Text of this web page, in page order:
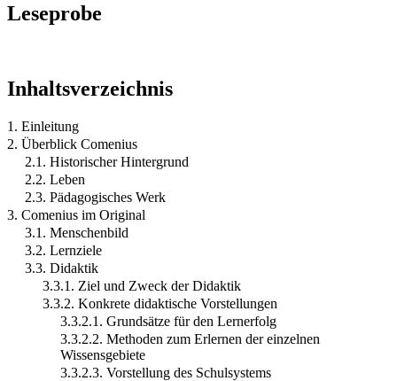
Leseprobe
Inhaltsverzeichnis
1. Einleitung
2. Überblick Comenius
2.1. Historischer Hintergrund
2.2. Leben
2.3. Pädagogisches Werk
3. Comenius im Original
3.1. Menschenbild
3.2. Lernziele
3.3. Didaktik
3.3.1. Ziel und Zweck der Didaktik
3.3.2. Konkrete didaktische Vorstellungen
3.3.2.1. Grundsätze für den Lernerfolg
3.3.2.2. Methoden zum Erlernen der einzelnen
Wissensgebiete
3.3.2.3. Vorstellung des Schulsystems